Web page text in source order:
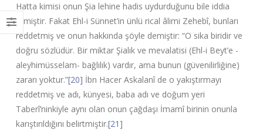
Hatta kimisi onun Şia lehine hadis uydurduğunu bile iddia
etmiştir. Fakat Ehl-i Sünnet’in ünlü rical âlimi Zehebî, bunları
reddetmiş ve onun hakkında şöyle demiştir: “O sika biridir ve
doğru sözlüdür. Bir miktar Şialık ve mevalatisi (Ehl-i Beyt’e -
aleyhimüsselam- bağlılık) vardır, ama bunun (güvenilirliğine)
zararı yoktur.”[20] İbn Hacer Askalanî de o yakıştırmayı
reddetmiş ve adı, künyesi, baba adı ve doğum yeri
Taberî’ninkiyle aynı olan onun çağdaşı İmamî birinin onunla
karıştırıldığını belirtmiştir.[21]